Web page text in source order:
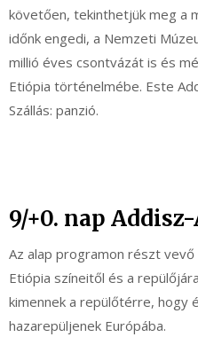
követően, tekinthetjük meg a
időnk engedi, a Nemzeti
millió éves csontvázát is és
Etiópia történelmébe. Este
Szállás: panzió.
9/+0. nap
Az alap programon részt
Etiópia színeitől és a
kimennek a repülőtérre, hogy
hazarepüljenek Európába.